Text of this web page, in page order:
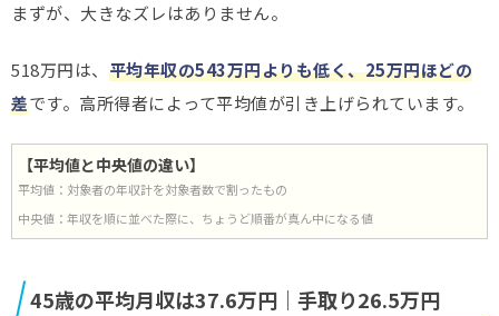
まずが、大きなズレはありません。
518万円は、 平均年収の543万円よりも低く、25万円ほどの
差です。高所得者によって平均値が引き上げられています。
【平均値と中央値の違い】
平均値：対象者の年収計を対象者数で割ったもの
中央値：年収を順に並べた際に、ちょうど順番が真ん中になる値
45歳の平均月収は37.6万円｜手取り26.5万円